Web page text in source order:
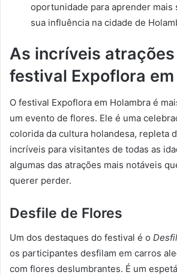
oportunidade para aprender mais
sua influência na cidade de
As incríveis
festival Expoflora
O festival Expoflora em Holambra é
um evento de flores. Ele é uma
colorida da cultura holandesa, repleta
incríveis para visitantes de todas as
algumas das atrações mais notáveis
querer perder.
Desfile de Flores
Um dos destaques do festival é o
os participantes desfilam em carros
com flores deslumbrantes. É um